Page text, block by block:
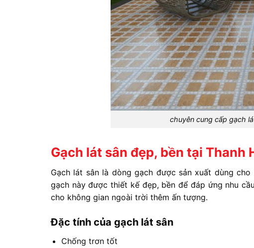
chuyên cung cấp gạch
Gạch lát sân đẹp, bền tại Thanh
Gạch lát sân là dòng gạch được sản xuất dùng
gạch này được thiết kế đẹp, bền để đáp ứng nhu
cho không gian ngoài trời thêm ấn tượng.
Đặc tính của gạch lát sân
Chống trơn tốt